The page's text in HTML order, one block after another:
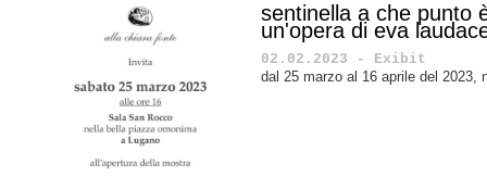
sentinella a che punto
un'opera di eva
02.02.2023 - Exibit
dal 25 marzo al 16 aprile del 2023,